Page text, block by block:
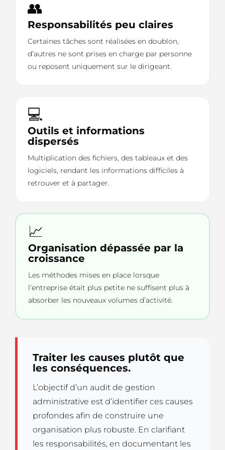
👥
Responsabilités peu claires
Certaines tâches sont réalisées en doublon,
d’autres ne sont prises en charge par personne
ou reposent uniquement sur le dirigeant.
💻
Outils et informations
dispersés
Multiplication des fichiers, des tableaux et des
logiciels, rendant les informations difficiles à
retrouver et à partager.
📈
Organisation dépassée par la
croissance
Les méthodes mises en place lorsque
l’entreprise était plus petite ne suffisent plus à
absorber les nouveaux volumes d’activité.
Traiter les causes plutôt que
les conséquences.
L’objectif d’un audit de gestion
administrative est d’identifier ces causes
profondes afin de construire une
organisation plus robuste. En clarifiant
les responsabilités, en documentant les